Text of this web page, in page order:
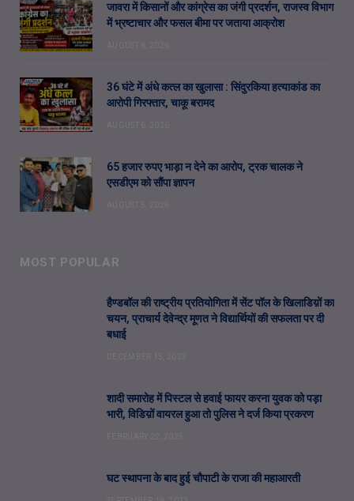
जावरा में किसानों और कांग्रेस का जंगी प्रदर्शन, राजस्व विभाग
में भ्रष्टाचार और फसल बीमा पर जताया आक्रोश
36 घंटे में अंधे कत्ल का खुलासा : सिंदुरकिया हत्याकांड का
आरोपी गिरफ्तार, चाकू बरामद
65 हजार रुपए भाड़ा न देने का आरोप, ट्रक चालक ने
एसडीएम को सौंपा ज्ञापन
MOST POPULAR
हैण्डबॉल की राष्ट्रीय प्रतियोगिता में सेंट पॉल के खिलाडिय़ों का
चयन, प्राचार्य देवेन्द्र मूणत ने विद्यार्थियों की सफलता पर दी
बधाई
शादी समारोह में पिस्टल से हवाई फायर करना युवक को पड़ा
भारी, विडिय़ों वायरल हुआ तो पुलिस ने दर्ज किया प्रकरण
घट स्थापना के बाद हुई चौपाटी के राजा की महाआरती